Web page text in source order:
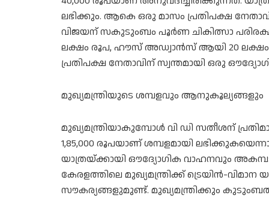
ലഭിക്കും. ആകെ ഒരു മാസം പ്രതിപക്ഷ
വിജയന് സകുടുംബം പൂർണ ചികിത്സാ
ലക്ഷം രൂപ, ഹൗസ് അഡ്വാൻസ് ആയി 20
പ്രതിപക്ഷ നേതാവിന് സ്വന്തമായി ഒരു
മുഖ്യമന്ത്രിയുടെ ശമ്പളവും ആനുകൂല്യങ്ങളും
മുഖ്യമന്ത്രിയാകുമ്പോൾ വി ഡി സതീശന്
1,85,000 രൂപയാണ് ശമ്പളമായി
യാത്രയ്ക്കായി ഔദ്യോ​ഗിക വാഹനവും
കേരളത്തിലെ മുഖ്യമന്ത്രിക്ക് ട്രെയിന്‍-
സൗകര്യങ്ങളുമുണ്ട്. മുഖ്യമന്ത്രിക്കും